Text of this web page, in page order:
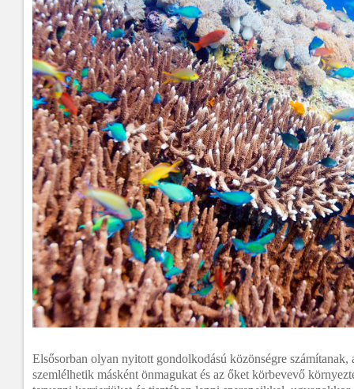
Elsősorban olyan nyitott gondolkodású közönségre
szemlélhetik másként önmagukat és az őket körbevevő